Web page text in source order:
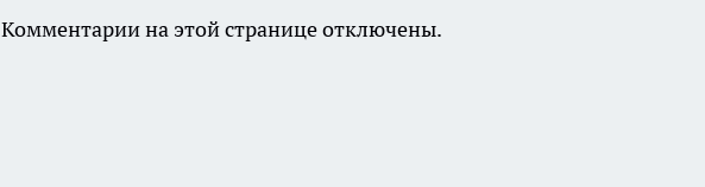
Комментарии на этой странице отключены.